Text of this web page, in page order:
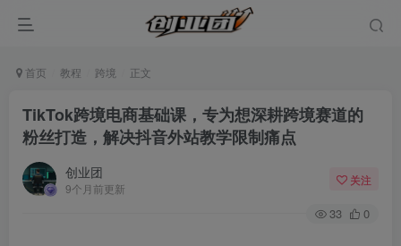
首页 教程 跨境 正文
TikTok跨境电商基础课，专为想深耕跨境赛道的
粉丝打造，解决抖音外站教学限制痛点
创业团
9个月前更新
关注
33 0